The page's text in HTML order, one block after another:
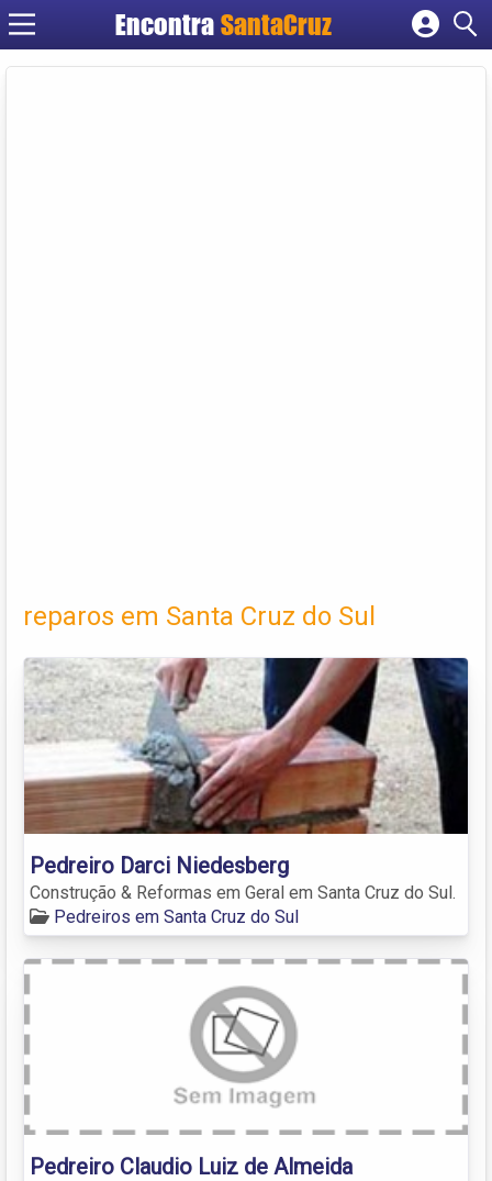
Encontra
Cadastrar empresa
reparos em Santa Cruz do Sul
Pedreiro Darci Niedesberg
Construção & Reformas em Geral em Santa Cruz do Sul.
Pedreiros em Santa Cruz do Sul
Pedreiro Claudio Luiz de Almeida